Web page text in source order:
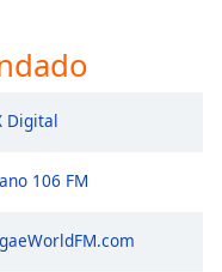
Digital
106 FM